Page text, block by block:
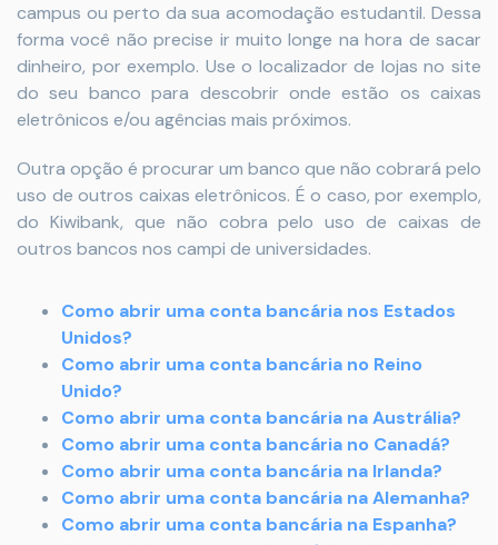
campus ou perto da sua acomodação estudantil. Dessa
forma você não precise ir muito longe na hora de sacar
dinheiro, por exemplo. Use o localizador de lojas no site
do seu banco para descobrir onde estão os caixas
eletrônicos e/ou agências mais próximos.
Outra opção é procurar um banco que não cobrará pelo
uso de outros caixas eletrônicos. É o caso, por exemplo,
do Kiwibank, que não cobra pelo uso de caixas de
outros bancos nos campi de universidades.
Como abrir uma conta bancária nos Estados
Unidos?
Como abrir uma conta bancária no Reino
Unido?
Como abrir uma conta bancária na Austrália?
Como abrir uma conta bancária no Canadá?
Como abrir uma conta bancária na Irlanda?
Como abrir uma conta bancária na Alemanha?
Como abrir uma conta bancária na Espanha?